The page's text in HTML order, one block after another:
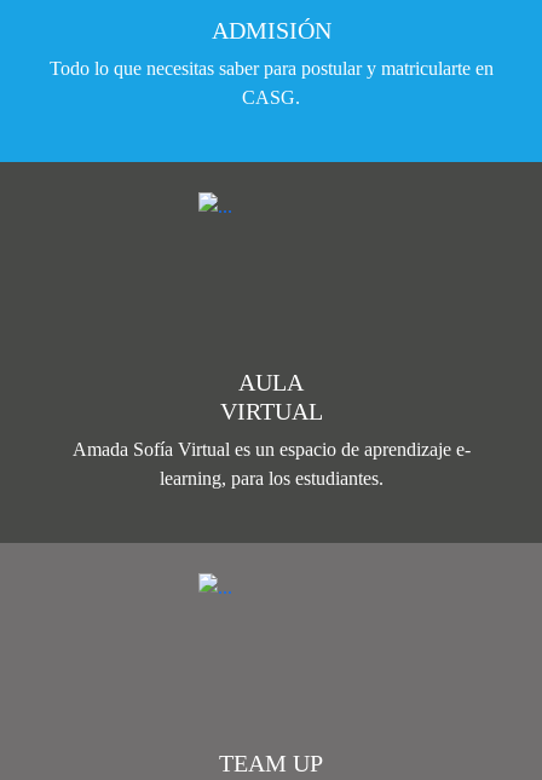
ADMISIÓN
Todo lo que necesitas saber para postular y matricularte en
CASG.
AULA
VIRTUAL
Amada Sofía Virtual es un espacio de aprendizaje e-
learning, para los estudiantes.
TEAM UP